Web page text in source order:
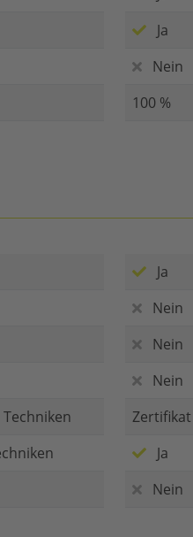
Ja
Nein
100 %
Ja
Nein
Nein
Nein
Zertifikat
Ja
Nein